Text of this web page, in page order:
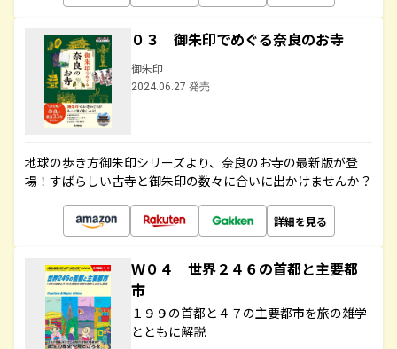
０３ 御朱印でめぐる奈良のお寺
御朱印
2024.06.27 発売
地球の歩き方御朱印シリーズより、奈良のお寺の最新版が登
場！すばらしい古寺と御朱印の数々に合いに出かけませんか？
詳細を見る
Ｗ０４ 世界２４６の首都と主要都
市
１９９の首都と４７の主要都市を旅の雑学
とともに解説